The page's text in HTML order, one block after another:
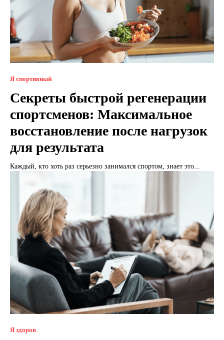
Я спортивный
Секреты быстрой регенерации
спортсменов: Максимальное
восстановление после нагрузок
для результата
Каждый, кто хоть раз серьезно занимался спортом, знает это...
Я здоров